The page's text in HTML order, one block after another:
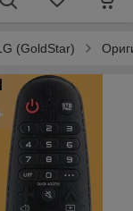
(GoldStar)